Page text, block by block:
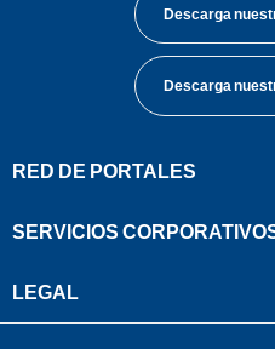
Descarga
Descarga
RED DE PORTALES
SERVICIOS
LEGAL